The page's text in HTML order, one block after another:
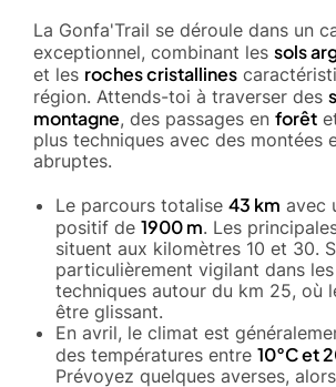
La Gonfa'Trail se déroule dans un
exceptionnel, combinant les sols
et les roches cristallines
région. Attends-toi à traverser des
montagne, des passages en forêt
plus techniques avec des montées
abruptes.
Le parcours totalise 43 km avec
positif de 1900 m. Les
situent aux kilomètres 10 et 30.
particulièrement vigilant dans
techniques autour du km 25, où
être glissant.
En avril, le climat est
des températures entre 10°C et
Prévoyez quelques averses,